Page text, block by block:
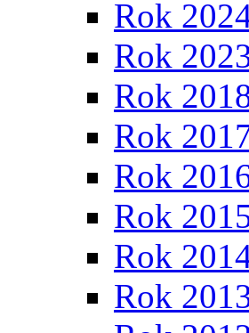
Rok
Rok
Rok
Rok
Rok
Rok
Rok
Rok